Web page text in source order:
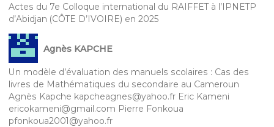
Actes du 7e Colloque international du RAIFFET à l’IPNETP
d’Abidjan (CÔTE D’IVOIRE) en 2025
Agnès KAPCHE
Un modèle d’évaluation des manuels scolaires : Cas des
livres de Mathématiques du secondaire au Cameroun
Agnès Kapche kapcheagnes@yahoo.fr Eric Kameni
ericokameni@gmail.com Pierre Fonkoua
pfonkoua2001@yahoo.fr